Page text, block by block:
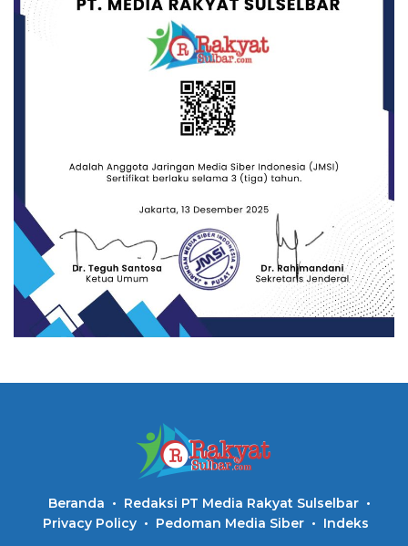
Beranda
Redaksi PT Media Rakyat Sulselbar
Privacy Policy
Pedoman Media Siber Indeks